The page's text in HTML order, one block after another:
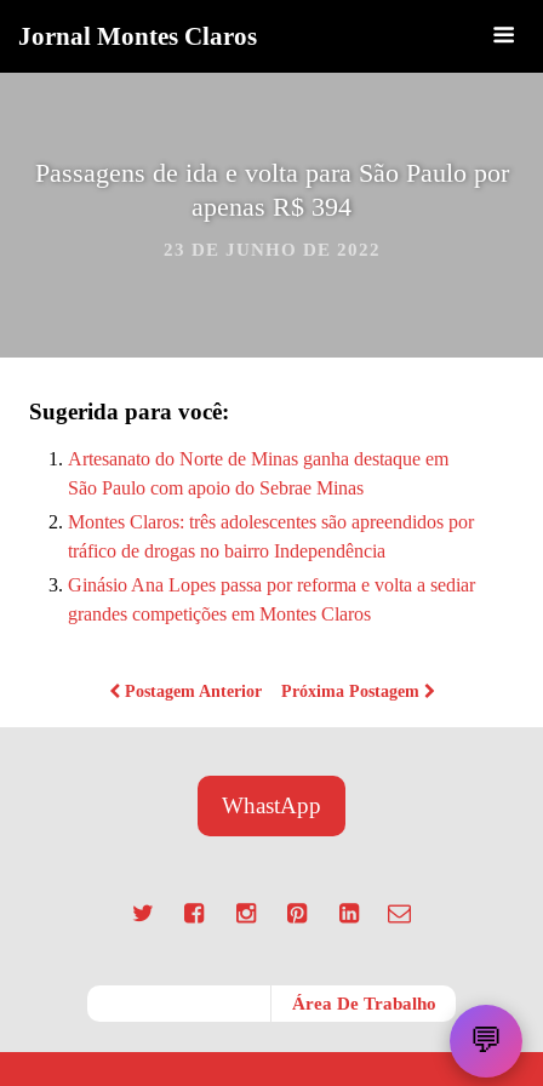
Jornal Montes Claros
Passagens de ida e volta para São Paulo por
apenas R$ 394
23 DE JUNHO DE 2022
Sugerida para você:
Artesanato do Norte de Minas ganha destaque em
São Paulo com apoio do Sebrae Minas
Montes Claros: três adolescentes são apreendidos por
tráfico de drogas no bairro Independência
Ginásio Ana Lopes passa por reforma e volta a sediar
grandes competições em Montes Claros
Postagem Anterior Próxima Postagem
WhastApp
💬
Área De Trabalho